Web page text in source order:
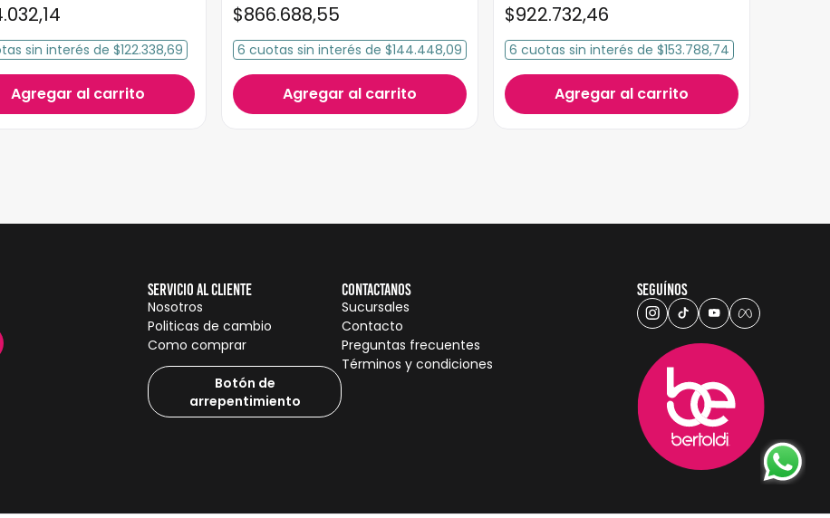
.032,14
sin interés de $122.338,69
Agregar al carrito
$866.688,55
6 cuotas sin interés de $144.448,09
Agregar al carrito
$922.732,46
6 cuotas sin interés de $153.788,74
Agregar al carrito
Servicio al cliente
Nosotros
Politicas de cambio
Como comprar
Botón de
arrepentimiento
Contactanos
Sucursales
Contacto
Preguntas frecuentes
Términos y condiciones
Seguínos